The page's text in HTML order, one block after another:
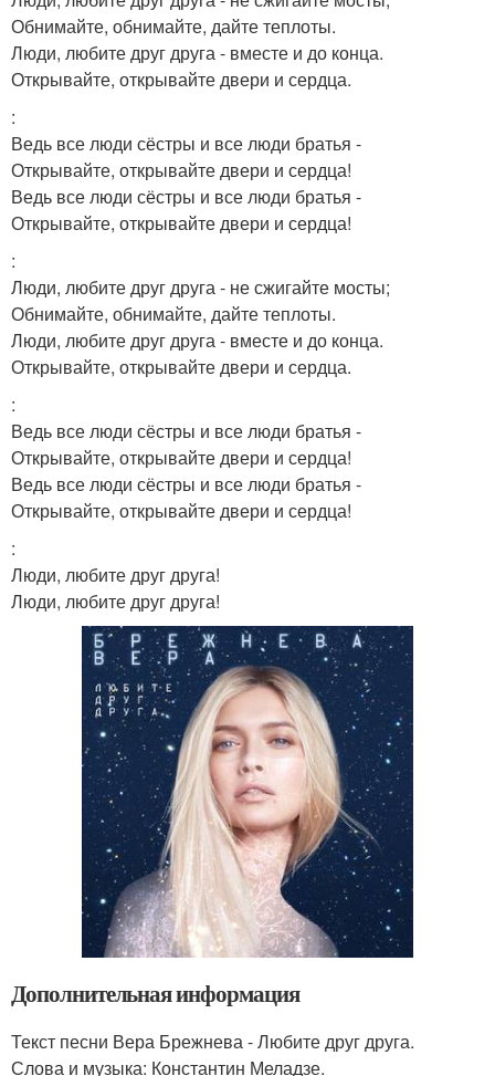
Обнимайте, обнимайте, дайте теплоты.
Люди, любите друг друга - вместе и до конца.
Открывайте, открывайте двери и сердца.
:
Ведь все люди сёстры и все люди братья -
Открывайте, открывайте двери и сердца!
Ведь все люди сёстры и все люди братья -
Открывайте, открывайте двери и сердца!
:
Люди, любите друг друга - не сжигайте мосты;
Обнимайте, обнимайте, дайте теплоты.
Люди, любите друг друга - вместе и до конца.
Открывайте, открывайте двери и сердца.
:
Ведь все люди сёстры и все люди братья -
Открывайте, открывайте двери и сердца!
Ведь все люди сёстры и все люди братья -
Открывайте, открывайте двери и сердца!
:
Люди, любите друг друга!
Люди, любите друг друга!
Дополнительная информация
Текст песни Вера Брежнева - Любите друг друга.
Слова и музыка: Константин Меладзе.